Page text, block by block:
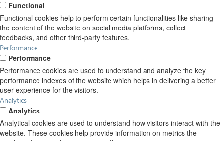
Functional
Functional cookies help to perform certain functionalities like sharing
the content of the website on social media platforms, collect
feedbacks, and other third-party features.
Performance
Performance
Performance cookies are used to understand and analyze the key
performance indexes of the website which helps in delivering a better
user experience for the visitors.
Analytics
Analytics
Analytical cookies are used to understand how visitors interact with the
website. These cookies help provide information on metrics the